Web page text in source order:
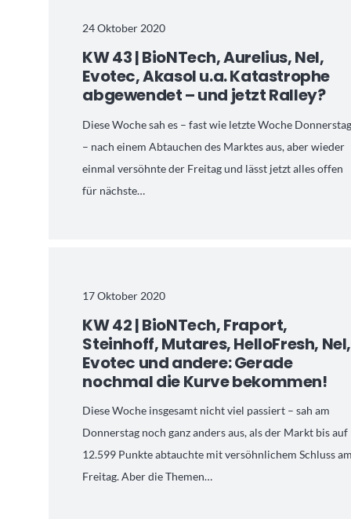
24 Oktober 2020
KW 43 | BioNTech, Aurelius, Nel,
Evotec, Akasol u.a. Katastrophe
abgewendet – und jetzt Ralley?
Diese Woche sah es – fast wie letzte Woche
– nach einem Abtauchen des Marktes aus, aber wieder
einmal versöhnte der Freitag und lässt jetzt alles offen
für nächste…
17 Oktober 2020
KW 42 | BioNTech, Fraport,
Steinhoff, Mutares, HelloFresh, Nel,
Evotec und andere: Gerade
nochmal die Kurve bekommen!
Diese Woche insgesamt nicht viel passiert – sah am
Donnerstag noch ganz anders aus, als der Markt bis auf
12.599 Punkte abtauchte mit versöhnlichem Schluss
Freitag. Aber die Themen…